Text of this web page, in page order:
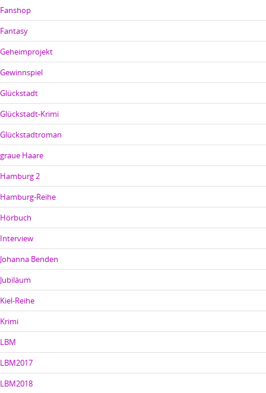
Fanshop
Fantasy
Geheimprojekt
Gewinnspiel
Glückstadt
Glückstadt-Krimi
Glückstadtroman
graue Haare
Hamburg 2
Hamburg-Reihe
Hörbuch
Interview
Johanna Benden
Jubiläum
Kiel-Reihe
Krimi
LBM
LBM2017
LBM2018